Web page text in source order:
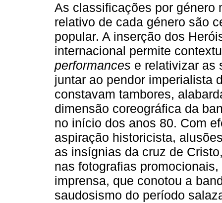
As classificações por género
relativo de cada género são
popular. A inserção dos
internacional permite
performances e relativizar as
juntar ao pendor imperialista
constavam tambores,
dimensão coreográfica da
no início dos anos 80. Com
aspiração historicista,
as insígnias da cruz de
nas fotografias
imprensa, que conotou a
saudosismo do período